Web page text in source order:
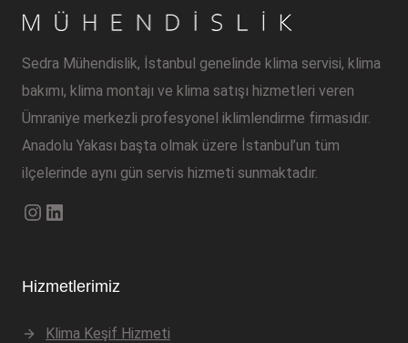
Sedra Mühendislik, İstanbul genelinde klima servisi, klima
bakımı, klima montajı ve klima satışı hizmetleri veren
Ümraniye merkezli profesyonel iklimlendirme firmasıdır.
Anadolu Yakası başta olmak üzere İstanbul’un tüm
ilçelerinde aynı gün servis hizmeti sunmaktadır.
Instagram
LinkedIn
Hizmetlerimiz
Klima Keşif Hizmeti